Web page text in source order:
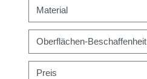
Material
Oberflächen-Beschaffenheit
Preis